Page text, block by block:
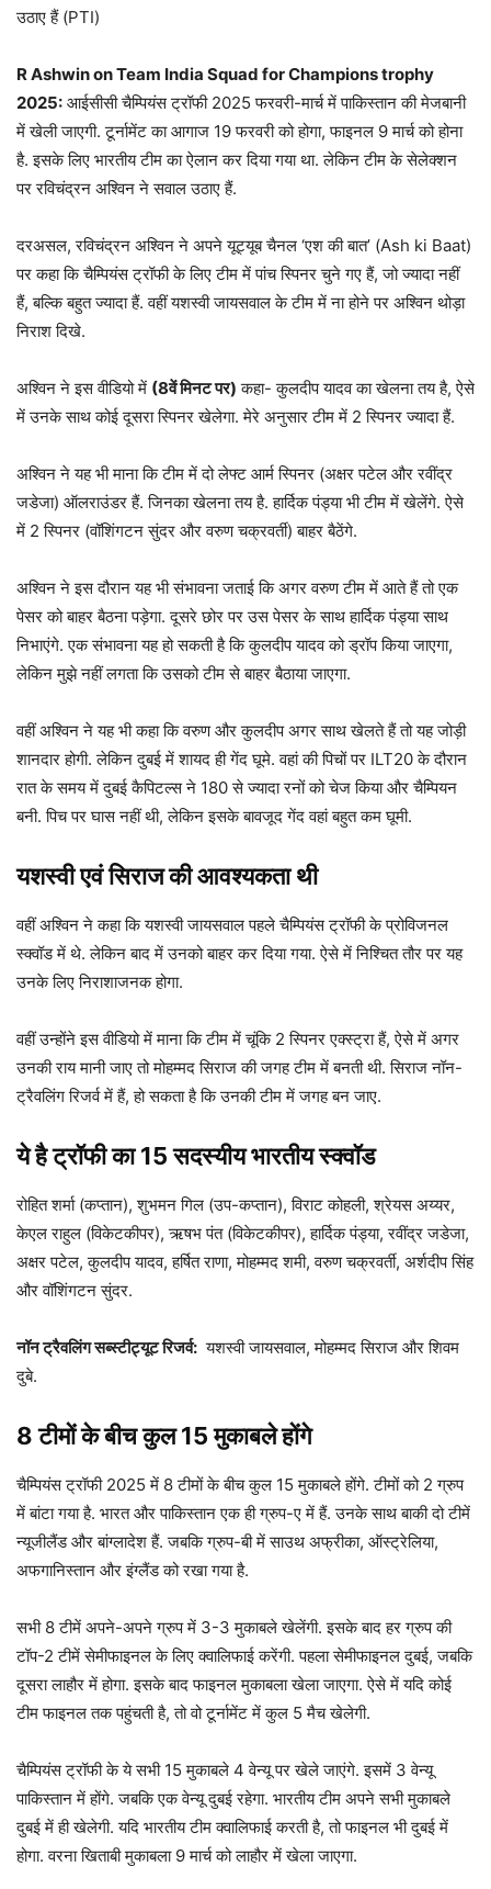
उठाए हैं (PTI)
R Ashwin on Team India Squad for Champions trophy
2025: आईसीसी चैम्पियंस ट्रॉफी 2025 फरवरी-मार्च में पाकिस्तान की मेजबानी
में खेली जाएगी. टूर्नामेंट का आगाज 19 फरवरी को होगा, फाइनल 9 मार्च को होना
है. इसके लिए भारतीय टीम का ऐलान कर दिया गया था. लेकिन टीम के सेलेक्शन
पर रव‍िचंद्रन अश्व‍िन ने सवाल उठाए हैं.
दरअसल, रव‍िचंद्रन अश्व‍िन ने अपने यूट्यूब चैनल ‘एश की बात’ (Ash ki Baat)
पर कहा कि चैम्प‍ियंस ट्रॉफी के ल‍िए टीम में पांच स्प‍िनर चुने गए हैं, जो ज्यादा नहीं
हैं, बल्क‍ि बहुत ज्यादा हैं. वहीं यशस्वी जायसवाल के टीम में ना होने पर अश्विन थोड़ा
न‍िराश द‍िखे.
अश्व‍िन ने इस वीडियो में (8वें मिनट पर) कहा- कुलदीप यादव का खेलना तय है, ऐसे
में उनके साथ कोई दूसरा स्प‍िनर खेलेगा. मेरे अनुसार टीम में 2 स्प‍िनर ज्यादा हैं.
अश्व‍िन ने यह भी माना कि टीम में दो लेफ्ट आर्म स्प‍िनर (अक्षर पटेल और रवींद्र
जडेजा) ऑलराउंडर हैं. ज‍िनका खेलना तय है. हार्द‍िक पंड्या भी टीम में खेलेंगे. ऐसे
में 2 स्प‍िनर (वॉश‍िंगटन सुंदर और वरुण चक्रवर्ती) बाहर बैठेंगे.
अश्व‍िन ने इस दौरान यह भी संभावना जताई कि अगर वरुण टीम में आते हैं तो एक
पेसर को बाहर बैठना पड़ेगा. दूसरे छोर पर उस पेसर के साथ हार्द‍िक पंड्या साथ
न‍िभाएंगे. एक संभावना यह हो सकती है कि कुलदीप यादव को ड्रॉप किया जाएगा,
लेकिन मुझे नहीं लगता कि उसको टीम से बाहर बैठाया जाएगा.
वहीं अश्व‍िन ने यह भी कहा कि वरुण और कुलदीप अगर साथ खेलते हैं तो यह जोड़ी
शानदार होगी. लेकिन दुबई में शायद ही गेंद घूमे. वहां की प‍िचों पर ILT20 के दौरान
रात के समय में दुबई कैप‍िटल्स ने 180 से ज्यादा रनों को चेज किया और चैम्प‍ियन
बनी. प‍िच पर घास नहीं थी, लेकिन इसके बावजूद गेंद वहां बहुत कम घूमी.
यशस्वी एवं सिराज की आवश्यकता थी
वहीं अश्व‍िन ने कहा कि यशस्वी जायसवाल पहले चैम्प‍ियंस ट्रॉफी के प्रोव‍िजनल
स्क्वॉड में थे. लेकिन बाद में उनको बाहर कर दिया गया. ऐसे में न‍िश्च‍ित तौर पर यह
उनके ल‍िए न‍िराशाजनक होगा.
वहीं उन्होंने इस वीडियो में माना कि टीम में चूंकि 2 स्प‍िनर एक्स्ट्रा हैं, ऐसे में अगर
उनकी राय मानी जाए तो मोहम्मद सिराज की जगह टीम में बनती थी. स‍िराज नॉन-
ट्रैवल‍िंग र‍िजर्व में हैं, हो सकता है कि उनकी टीम में जगह बन जाए.
ये है ट्रॉफी का 15सदस्यीय भारतीयस्क्वॉड
रोहित शर्मा (कप्तान), शुभमन गिल (उप-कप्तान), विराट कोहली, श्रेयस अय्यर,
केएल राहुल (विकेटकीपर), ऋषभ पंत (विकेटकीपर), हार्दिक पंड्या, रवींद्र जडेजा,
अक्षर पटेल, कुलदीप यादव, हर्षित राणा, मोहम्मद शमी, वरुण चक्रवर्ती, अर्शदीप सिंह
और वॉशिंगटन सुंदर.
नॉन ट्रैवलिंग सब्स्टीट्यूट र‍िजर्व: यशस्वी जायसवाल, मोहम्मद सिराज और शिवम
दुबे.
8टीमों के बीच कुल15मुकाबले होंगे
चैम्पियंस ट्रॉफी 2025 में 8 टीमों के बीच कुल 15 मुकाबले होंगे. टीमों को 2 ग्रुप
में बांटा गया है. भारत और पाकिस्तान एक ही ग्रुप-ए में हैं. उनके साथ बाकी दो टीमें
न्यूजीलैंड और बांग्लादेश हैं. जबकि ग्रुप-बी में साउथ अफ्रीका, ऑस्ट्रेलिया,
अफगानिस्तान और इंग्लैंड को रखा गया है.
सभी 8 टीमें अपने-अपने ग्रुप में 3-3 मुकाबले खेलेंगी. इसके बाद हर ग्रुप की
टॉप-2 टीमें सेमीफाइनल के लिए क्वालिफाई करेंगी. पहला सेमीफाइनल दुबई, जबकि
दूसरा लाहौर में होगा. इसके बाद फाइनल मुकाबला खेला जाएगा. ऐसे में यदि कोई
टीम फाइनल तक पहुंचती है, तो वो टूर्नामेंट में कुल 5 मैच खेलेगी.
चैम्पियंस ट्रॉफी के ये सभी 15 मुकाबले 4 वेन्यू पर खेले जाएंगे. इसमें 3 वेन्यू
पाकिस्तान में होंगे. जबकि एक वेन्यू दुबई रहेगा. भारतीय टीम अपने सभी मुकाबले
दुबई में ही खेलेगी. यदि भारतीय टीम क्वालिफाई करती है, तो फाइनल भी दुबई में
होगा. वरना खिताबी मुकाबला 9 मार्च को लाहौर में खेला जाएगा.